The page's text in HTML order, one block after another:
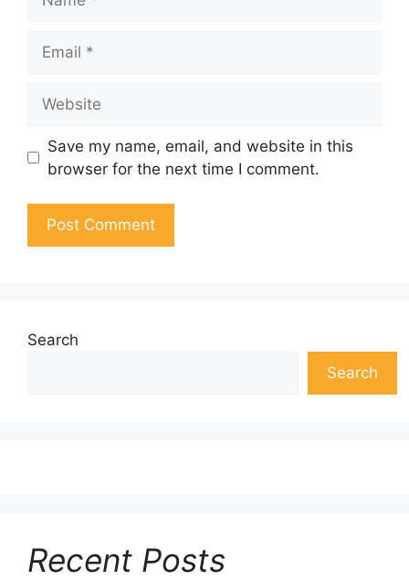
Save my name, email, and website in this
browser for the next time I comment.
Search
Search
Recent Posts